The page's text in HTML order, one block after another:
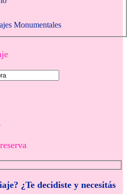
Monumentales
¿Te decidiste y necesitás